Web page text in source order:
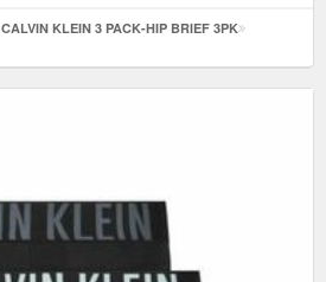
KLEIN 3 PACK-HIP BRIEF 3PK